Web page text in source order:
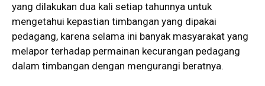
yang dilakukan dua kali setiap tahunnya untuk
mengetahui kepastian timbangan yang dipakai
pedagang, karena selama ini banyak masyarakat yang
melapor terhadap permainan kecurangan pedagang
dalam timbangan dengan mengurangi beratnya.